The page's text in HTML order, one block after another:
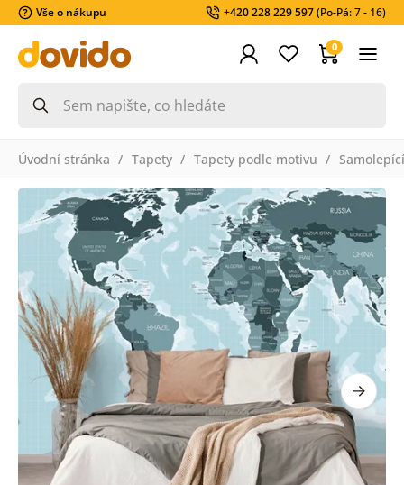
Vše o nákupu +420 228 229 597(Po-Pá: 7 - 16)
0
Úvodní stránka Tapety Tapety podle motivu